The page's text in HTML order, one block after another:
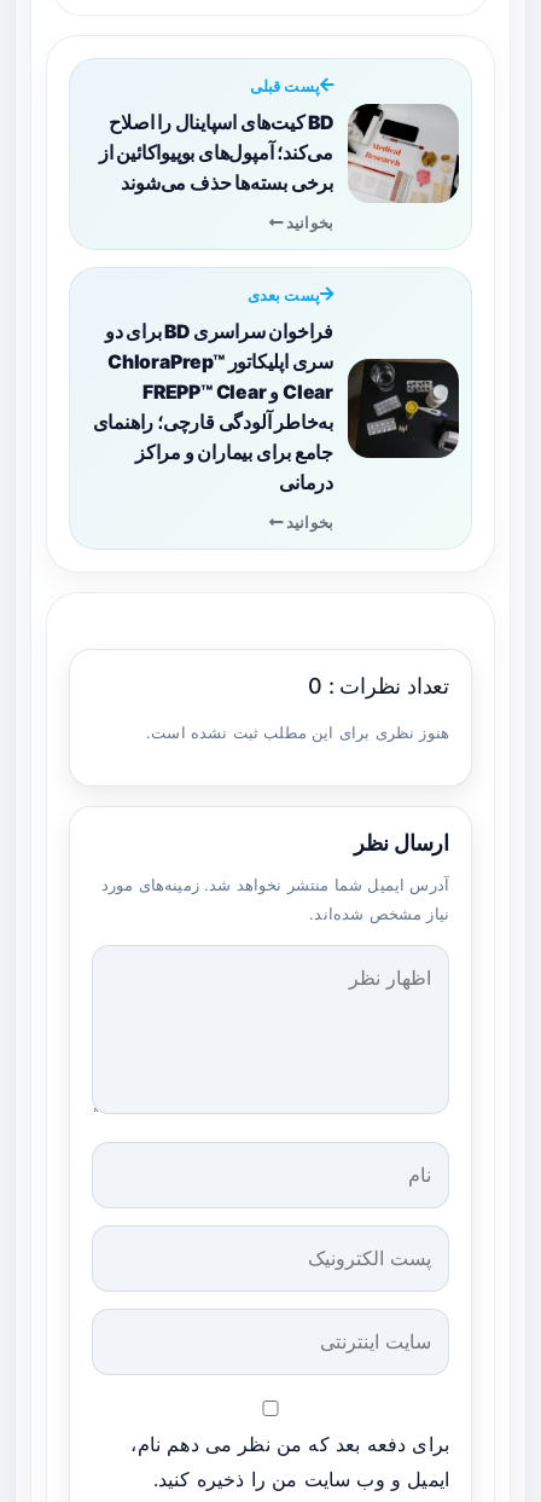
پست قبلی
BD کیت‌های اسپاینال را اصلاح
می‌کند؛ آمپول‌های بوپیواکائین از
برخی بسته‌ها حذف می‌شوند
بخوانید
پست بعدی
فراخوان سراسری BD برای دو
سری اپلیکاتور ChloraPrep™
Clear و FREPP™ Clear
به‌خاطر آلودگی قارچی؛ راهنمای
جامع برای بیماران و مراکز
درمانی
بخوانید
تعداد نظرات : 0
هنوز نظری برای این مطلب ثبت نشده است.
ارسال نظر
آدرس ایمیل شما منتشر نخواهد شد. زمینه‌های مورد
نیاز مشخص شده‌اند.
برای دفعه بعد که من نظر می دهم نام،
ایمیل و وب سایت من را ذخیره کنید.